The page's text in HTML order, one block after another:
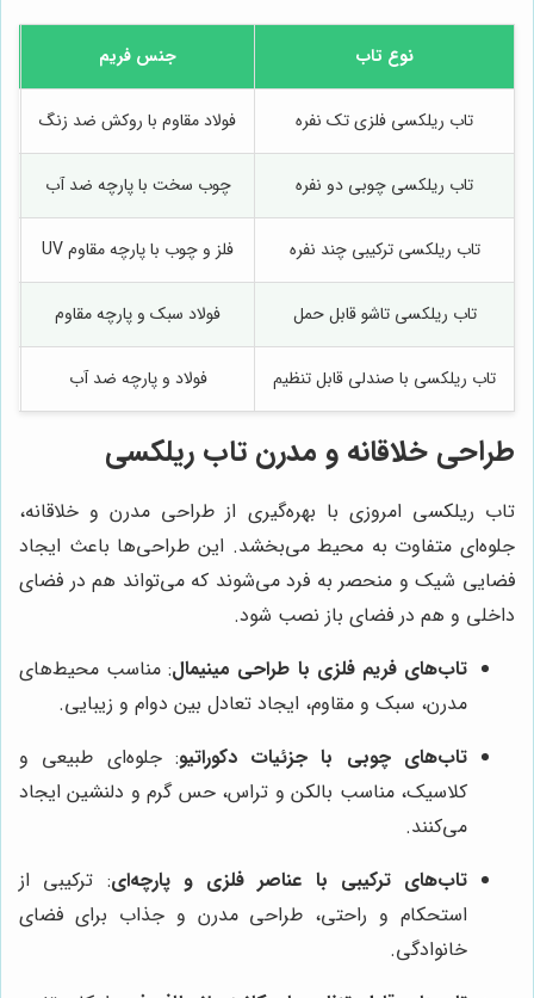
نوع تاب جنس فریم
تاب ریلکسی فلزی تک نفره فولاد مقاوم با روکش ضد زنگ
تاب ریلکسی چوبی دو نفره چوب سخت با پارچه ضد آب
تاب ریلکسی ترکیبی چند نفره فلز و چوب با پارچه مقاوم UV
تاب ریلکسی تاشو قابل حمل فولاد سبک و پارچه مقاوم
تاب ریلکسی با صندلی قابل تنظیم فولاد و پارچه ضد آب
طراحی خلاقانه و مدرن تاب ریلکسی
تاب ریلکسی امروزی با بهره‌گیری از طراحی مدرن و خلاقانه،
جلوه‌ای متفاوت به محیط می‌بخشد. این طراحی‌ها باعث ایجاد
فضایی شیک و منحصر به فرد می‌شوند که می‌تواند هم در فضای
داخلی و هم در فضای باز نصب شود.
تاب‌های فریم فلزی با طراحی مینیمال: مناسب محیط‌های
مدرن، سبک و مقاوم، ایجاد تعادل بین دوام و زیبایی.
تاب‌های چوبی با جزئیات دکوراتیو: جلوه‌ای طبیعی و
کلاسیک، مناسب بالکن و تراس، حس گرم و دلنشین ایجاد
می‌کنند.
تاب‌های ترکیبی با عناصر فلزی و پارچه‌ای: ترکیبی از
استحکام و راحتی، طراحی مدرن و جذاب برای فضای
خانوادگی.